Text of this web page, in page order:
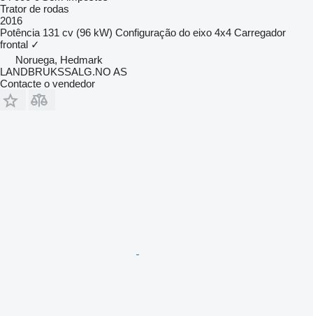
Trator de rodas
2016
Potência 131 cv (96 kW) Configuração do eixo 4x4 Carregador
frontal ✓
Noruega, Hedmark
LANDBRUKSSALG.NO AS
Contacte o vendedor